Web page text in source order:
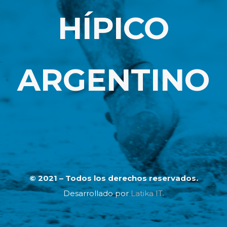
HÍPICO
ARGENTINO
© 2021 – Todos los derechos reservados.
Desarrollado porLatika IT.